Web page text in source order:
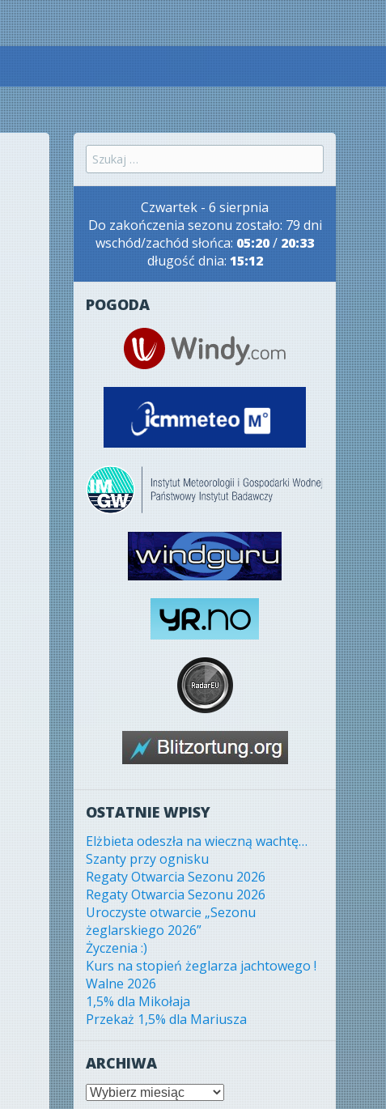
Szukaj:
Czwartek - 6 sierpnia
Do zakończenia sezonu zostało: 79 dni
wschód/zachód słońca: 05:20/ 20:33
długość dnia: 15:12
POGODA
OSTATNIE WPISY
Elżbieta odeszła na wieczną wachtę…
Szanty przy ognisku
Regaty Otwarcia Sezonu 2026
Regaty Otwarcia Sezonu 2026
Uroczyste otwarcie „Sezonu
żeglarskiego 2026”
Życzenia :)
Kurs na stopień żeglarza jachtowego !
Walne 2026
1,5% dla Mikołaja
Przekaż 1,5% dla Mariusza
ARCHIWA
Archiwa